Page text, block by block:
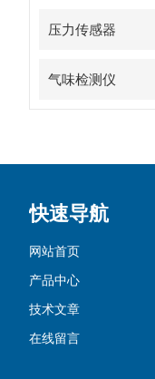
压力传感器
气味检测仪
快速导航
网站首页
产品中心
技术文章
在线留言